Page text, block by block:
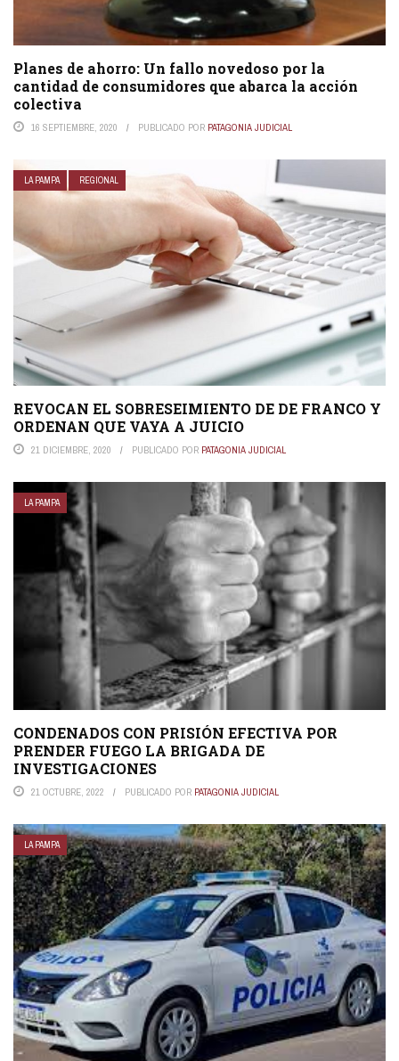
Planes de ahorro: Un fallo novedoso por la
cantidad de consumidores que abarca la acción
colectiva
16 SEPTIEMBRE, 2020 PUBLICADO POR PATAGONIA JUDICIAL
LA PAMPA REGIONAL
REVOCAN EL SOBRESEIMIENTO DE DE FRANCO Y
ORDENAN QUE VAYA A JUICIO
21 DICIEMBRE, 2020 PUBLICADO POR PATAGONIA JUDICIAL
LA PAMPA
CONDENADOS CON PRISIÓN EFECTIVA POR
PRENDER FUEGO LA BRIGADA DE
INVESTIGACIONES
21 OCTUBRE, 2022 PUBLICADO POR PATAGONIA JUDICIAL
LA PAMPA